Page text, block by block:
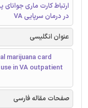
ارتباط کارت ماری
در درمان سرپایی VA
عنوان انگلیسی
marijuana card
in VA outpatient
صفحات مقاله فارسی